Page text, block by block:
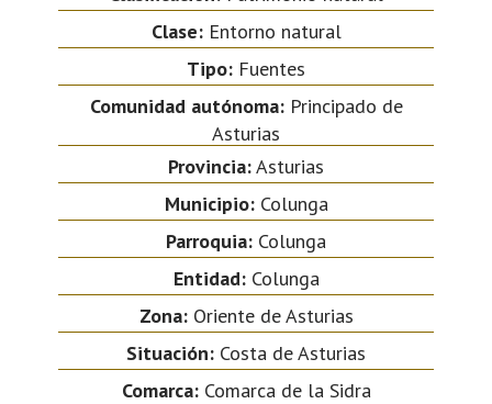
Clase:Entorno natural
Tipo: Fuentes
Comunidad autónoma:Principado de
Asturias
Provincia:Asturias
Municipio:Colunga
Parroquia: Colunga
Entidad:Colunga
Zona:Oriente de Asturias
Situación: Costa de Asturias
Comarca:Comarca de la Sidra